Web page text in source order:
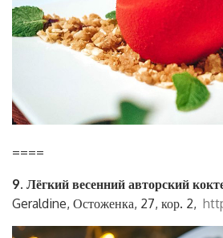
====
9. Лёгкий весенний авторский
Geraldine, Остоженка, 27, кор. 2,